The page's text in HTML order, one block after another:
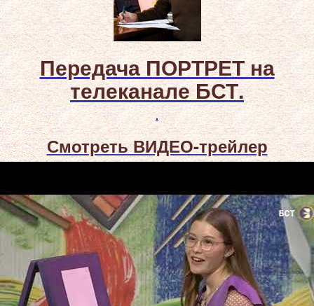
Передача ПОРТРЕТ на
телеканале БСТ.
.
Смотреть ВИДЕО-трейлер